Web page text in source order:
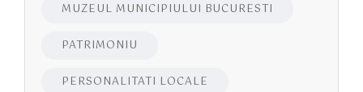
MUZEUL MUNICIPIULUI BUCURESTI
PATRIMONIU
PERSONALITATI LOCALE